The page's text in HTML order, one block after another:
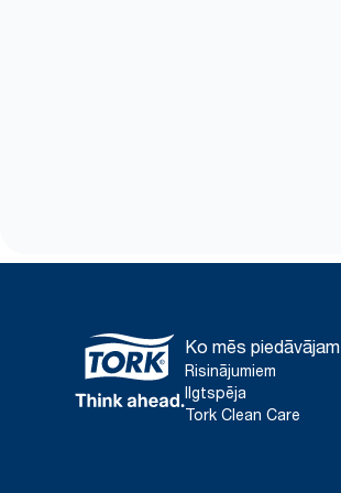
Ko mēs piedāvājam
Risinājumiem
Ilgtspēja
Tork Clean Care